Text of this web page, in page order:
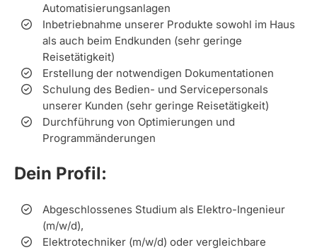
Automatisierungsanlagen
Inbetriebnahme unserer Produkte sowohl im Haus
als auch beim Endkunden (sehr geringe
Reisetätigkeit)
Erstellung der notwendigen Dokumentationen
Schulung des Bedien- und Servicepersonals
unserer Kunden (sehr geringe Reisetätigkeit)
Durchführung von Optimierungen und
Programmänderungen
Dein Profil:
Abgeschlossenes Studium als Elektro-Ingenieur
(m/w/d),
Elektrotechniker (m/w/d) oder vergleichbare